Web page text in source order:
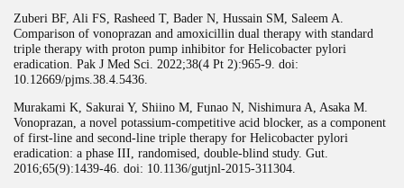
Zuberi BF, Ali FS, Rasheed T, Bader N, Hussain SM, Saleem A.
Comparison of vonoprazan and amoxicillin dual therapy with standard
triple therapy with proton pump inhibitor for Helicobacter pylori
eradication. Pak J Med Sci. 2022;38(4 Pt 2):965-9. doi:
10.12669/pjms.38.4.5436.
Murakami K, Sakurai Y, Shiino M, Funao N, Nishimura A, Asaka M.
Vonoprazan, a novel potassium-competitive acid blocker, as a component
of first-line and second-line triple therapy for Helicobacter pylori
eradication: a phase III, randomised, double-blind study. Gut.
2016;65(9):1439-46. doi: 10.1136/gutjnl-2015-311304.